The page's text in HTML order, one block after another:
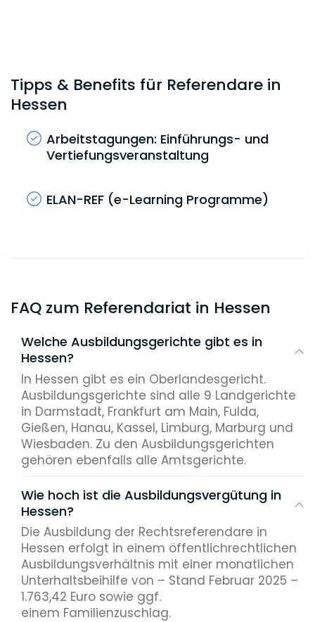
Tipps & Benefits für Referendare in
Hessen
Arbeitstagungen: Einführungs- und
Vertiefungsveranstaltung
ELAN-REF (e-Learning Programme)
FAQ zum Referendariat in Hessen
Welche Ausbildungsgerichte gibt es in
Hessen?
In Hessen gibt es ein Oberlandesgericht.
Ausbildungsgerichte sind alle 9 Landgerichte
in Darmstadt, Frankfurt am Main, Fulda,
Gießen, Hanau, Kassel, Limburg, Marburg und
Wiesbaden. Zu den Ausbildungsgerichten
gehören ebenfalls alle Amtsgerichte.
Wie hoch ist die Ausbildungsvergütung in
Hessen?
Die Ausbildung der Rechtsreferendare in
Hessen erfolgt in einem öffentlichrechtlichen
Ausbildungsverhältnis mit einer monatlichen
Unterhaltsbeihilfe von – Stand Februar 2025 –
1.763,42 Euro sowie ggf.
einem Familienzuschlag.